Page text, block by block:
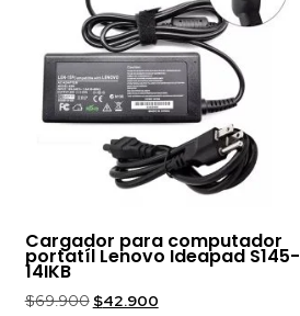
Cargador para computador
portatíl Lenovo Ideapad S145-
14IKB
$69.900 $42.900